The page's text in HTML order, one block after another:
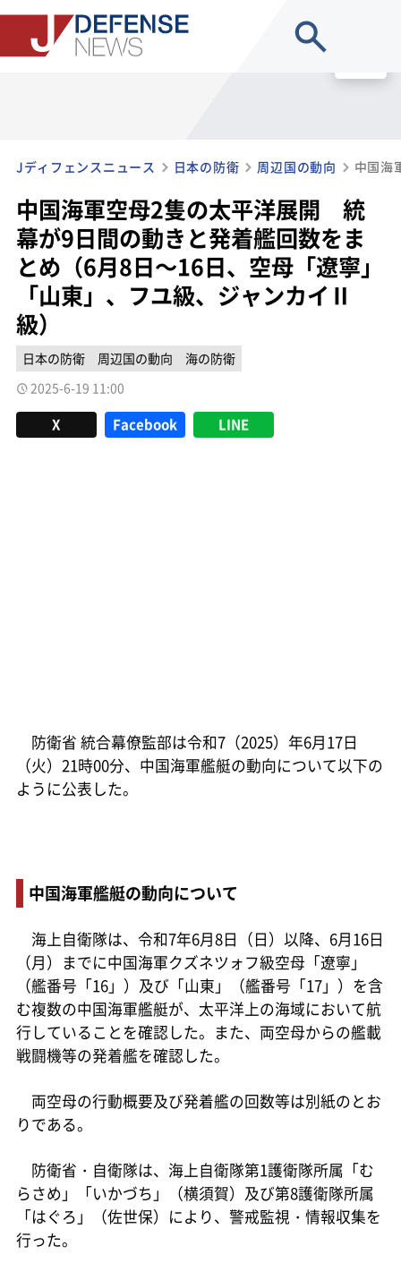
Jディフェンスニュース 日本の防衛 周辺国の動向
中国海軍空母2隻の太平洋展開 統
幕が9日間の動きと発着艦回数をま
とめ（6月8日～16日、空母「遼寧」
「山東」、フユ級、ジャンカイⅡ
級）
日本の防衛 周辺国の動向
海の防衛
2025-6-19 11:00
X Facebook LINE
防衛省 統合幕僚監部は令和7（2025）年6月17日
（火）21時00分、中国海軍艦艇の動向について以下の
ように公表した。
中国海軍艦艇の動向について
海上自衛隊は、令和7年6月8日（日）以降、6月16日
（月）までに中国海軍クズネツォフ級空母「遼寧」
（艦番号「16」）及び「山東」（艦番号「17」）を含
む複数の中国海軍艦艇が、太平洋上の海域において航
行していることを確認した。また、両空母からの艦載
戦闘機等の発着艦を確認した。
両空母の行動概要及び発着艦の回数等は別紙のとお
りである。
防衛省・自衛隊は、海上自衛隊第1護衛隊所属「む
らさめ」「いかづち」（横須賀）及び第8護衛隊所属
「はぐろ」（佐世保）により、警戒監視・情報収集を
行った。